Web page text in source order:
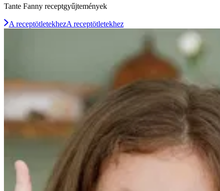
Tante Fanny receptgyűjtemények
A receptötletekhezA receptötletekhez